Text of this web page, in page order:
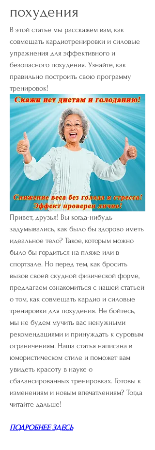
похудения
В этой статье мы расскажем вам, как
совмещать кардиотренировки и силовые
упражнения для эффективного и
безопасного похудения. Узнайте, как
правильно построить свою программу
тренировок!
Привет, друзья! Вы когда-нибудь
задумывались, как было бы здорово иметь
идеальное тело? Такое, которым можно
было бы гордиться на пляже или в
спортзале. Но перед тем, как бросить
вызов своей скудной физической форме,
предлагаем ознакомиться с нашей статьей
о том, как совмещать кардио и силовые
тренировки для похудения. Не бойтесь,
мы не будем мучить вас ненужными
рекомендациями и принуждать к суровым
ограничениям. Наша статья написана в
юмористическом стиле и поможет вам
увидеть красоту в науке о
сбалансированных тренировках. Готовы к
изменениям и новым впечатлениям? Тогда
читайте дальше!
ПОДРОБНЕЕ ЗДЕСЬ